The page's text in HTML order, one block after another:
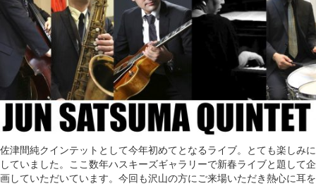
佐津間純クインテットとして今年初めてとなるライブ。とても楽しみに
していました。ここ数年ハスキーズギャラリーで新春ライブと題して企
画していただいています。今回も沢山の方にご来場いただき熱心に耳を